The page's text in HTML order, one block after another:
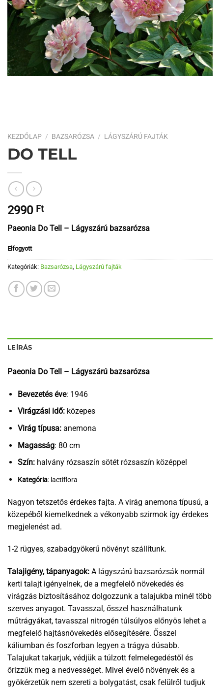
KEZDŐLAP / BAZSARÓZSA / LÁGYSZÁRÚ FAJTÁK
DO TELL
2990 Ft
Paeonia Do Tell – Lágyszárú bazsarózsa
Elfogyott
Kategóriák: Bazsarózsa, Lágyszárú fajták
LEÍRÁS
Paeonia Do Tell – Lágyszárú bazsarózsa
Bevezetés éve: 1946
Virágzási idő:közepes
Virág típusa:anemona
Magasság: 80 cm
Szín: halvány rózsaszín sötét rózsaszín középpel
Kategória: lactiflora
Nagyon tetszetős érdekes fajta. A virág anemona típusú, a
közepéből kiemelkednek a vékonyabb szirmok így érdekes
megjelenést ad.
1-2 rügyes, szabadgyökerű növényt szállítunk.
Talajigény, tápanyagok: A lágyszárú bazsarózsák normál
kerti talajt igényelnek, de a megfelelő növekedés és
virágzás biztosításához dolgozzunk a talajukba minél több
szerves anyagot. Tavasszal, ősszel használhatunk
műtrágyákat, tavasszal nitrogén túlsúlyos előnyös lehet a
megfelelő hajtásnövekedés elősegítésére. Ősszel
káliumban és foszforban legyen a trágya dúsabb.
Talajukat takarjuk, védjük a túlzott felmelegedéstől és
őrizzük meg a nedvességet. Mivel évelő növények és a
gyökérzetük nem szereti a bolygatást, csak felülről tudjuk